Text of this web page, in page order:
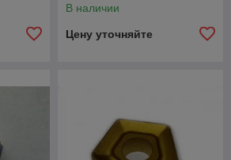
В наличии
Цену уточняйте